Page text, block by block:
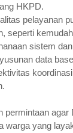
HKPD.
pelayanan
seperti
sistem
data
permintaan
warga yang